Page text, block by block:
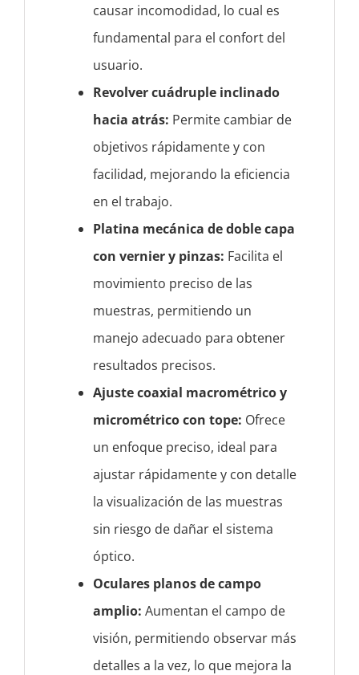
causar incomodidad, lo cual es
fundamental para el confort del
usuario.
Revolver cuádruple inclinado
hacia atrás: Permite cambiar de
objetivos rápidamente y con
facilidad, mejorando la eficiencia
en el trabajo.
Platina mecánica de doble capa
con vernier y pinzas: Facilita el
movimiento preciso de las
muestras, permitiendo un
manejo adecuado para obtener
resultados precisos.
Ajuste coaxial macrométrico y
micrométrico con tope: Ofrece
un enfoque preciso, ideal para
ajustar rápidamente y con detalle
la visualización de las muestras
sin riesgo de dañar el sistema
óptico.
Oculares planos de campo
amplio: Aumentan el campo de
visión, permitiendo observar más
detalles a la vez, lo que mejora la